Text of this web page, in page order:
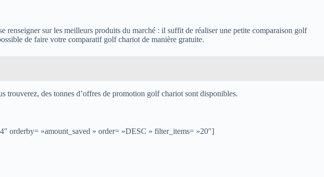
renseigner sur les meilleurs produits du marché : il suffit de réaliser une petite comparaison golf
de faire votre comparatif golf chariot de manière gratuite.
trouverez, des tonnes d’offres de promotion golf chariot sont disponibles.
orderby= »amount_saved » order= »DESC » filter_items= »20″]